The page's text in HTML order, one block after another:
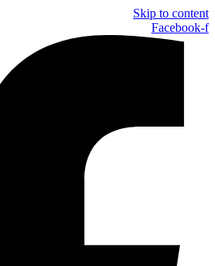
Skip to content
Facebook-f